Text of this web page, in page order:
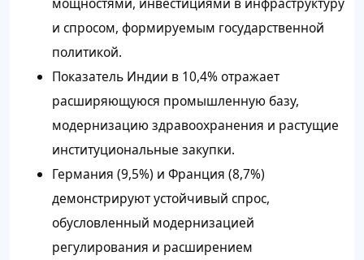
и спросом, формируемым государственной
политикой.
Показатель Индии в 10,4% отражает
расширяющуюся промышленную базу,
модернизацию здравоохранения и растущие
институциональные закупки.
Германия (9,5%) и Франция (8,7%)
демонстрируют устойчивый спрос,
обусловленный модернизацией
регулирования и расширением